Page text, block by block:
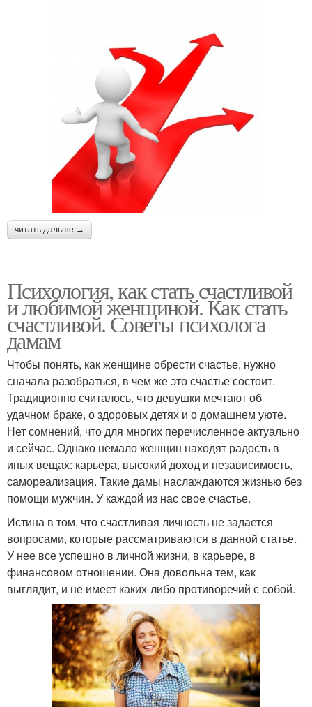
читать дальше →
Психология, как стать счастливой
и любимой женщиной. Как стать
счастливой. Советы психолога
дамам
Чтобы понять, как женщине обрести счастье, нужно
сначала разобраться, в чем же это счастье состоит.
Традиционно считалось, что девушки мечтают об
удачном браке, о здоровых детях и о домашнем уюте.
Нет сомнений, что для многих перечисленное актуально
и сейчас. Однако немало женщин находят радость в
иных вещах: карьера, высокий доход и независимость,
самореализация. Такие дамы наслаждаются жизнью без
помощи мужчин. У каждой из нас свое счастье.
Истина в том, что счастливая личность не задается
вопросами, которые рассматриваются в данной статье.
У нее все успешно в личной жизни, в карьере, в
финансовом отношении. Она довольна тем, как
выглядит, и не имеет каких-либо противоречий с собой.